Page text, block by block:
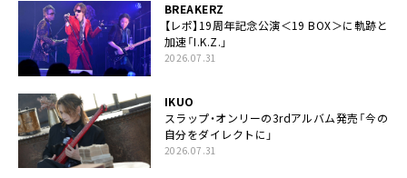
BREAKERZ
【レポ】19周年記念公演＜19 BOX＞に軌跡と
加速「I.K.Z.」
2026.07.31
IKUO
スラップ・オンリーの3rdアルバム発売「今の
自分をダイレクトに」
2026.07.31